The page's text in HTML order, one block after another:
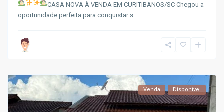
CASA NOVA À VENDA EM CURITIBANOS/SCChegou a
oportunidade perfeita para conquistar s
Venda Disponível